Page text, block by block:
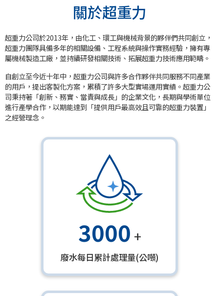
關於超重力
超重力公司於2013年，由化工、環工與機械背景的夥伴們共同創立，
超重力團隊具備多年的相關設備、工程系統與操作實務經驗，擁有專
屬機械製造工廠，並持續研發相關技術、拓展超重力技術應用範疇。
自創立至今近十年中，超重力公司與許多合作夥伴共同服務不同產業
的用戶，提出客製化方案，累積了許多大型實場運用實績。超重力公
司秉持著「創新、務實、當責與成長」的企業文化，長期與學術單位
進行產學合作，以期能達到「提供用戶最高效且可靠的超重力裝置」
之經營理念。
3000 +
廢水每日累計處理量(公噸)